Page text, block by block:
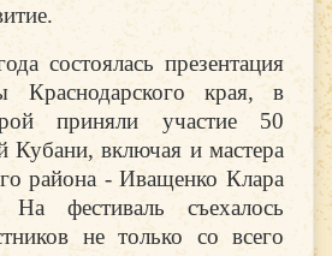
состоялась презентация
Краснодарского края, в
приняли участие 50
Кубани, включая и мастера
района - Иващенко Клара
На фестиваль съехалось
не только со всего